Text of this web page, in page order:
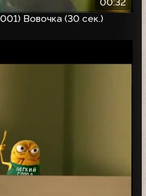
00:32
Вовочка (30 сек.)